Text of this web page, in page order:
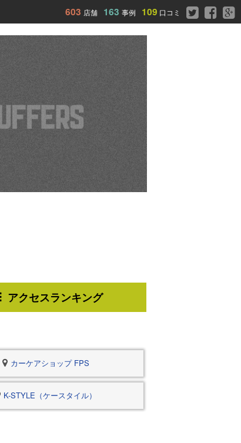
603 店舗 163 事例 109 口コミ
アクセスランキング
カーケアショップ FPS
K-STYLE（ケースタイル）